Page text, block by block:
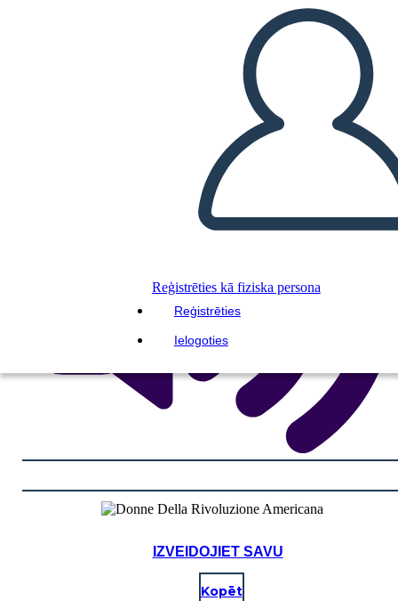
Reģistrēties kā fiziska persona
Reģistrēties
Ielogoties
IZVEIDOT STĀSTU SHĒMU
ATSKAŅOT SLAIDRĀDI
IZLASI MAN
IZVEIDOJIET SAVU
Kopēt